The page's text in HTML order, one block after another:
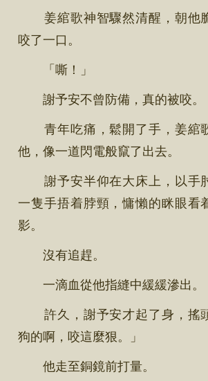
姜綰歌神智驟然清醒，朝他
咬了一口。
「嘶！」
謝予安不曾防備，真的被咬。
青年吃痛，鬆開了手，姜綰
他，像一道閃電般竄了出去。
謝予安半仰在大床上，以手
一隻手捂着脖頸，慵懶的眯眼看
影。
沒有追趕。
一滴血從他指縫中緩緩滲出。
許久，謝予安才起了身，搖
狗的啊，咬這麼狠。」
他走至銅鏡前打量。